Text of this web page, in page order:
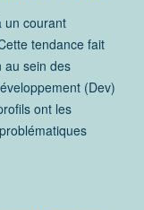
un courant
tendance fait
au sein des
(Dev)
ont les